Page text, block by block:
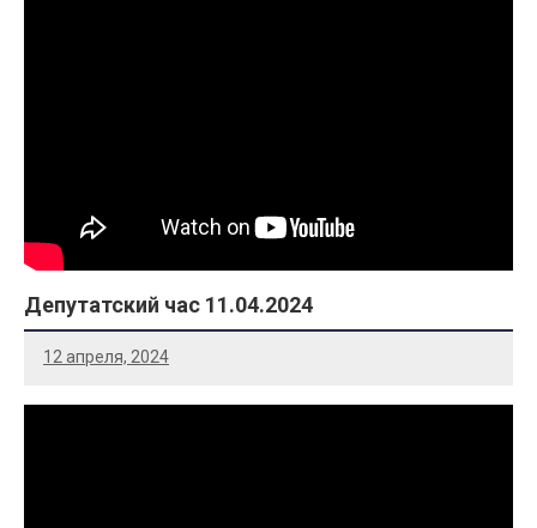
Депутатский час 11.04.2024
12 апреля, 2024